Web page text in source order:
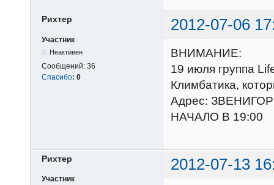
Рихтер 2012-07-06
Участник
Неактивен
Сообщений: 36
Спасибо: 0
ВНИМАНИЕ:
19 июля группа
Климбатика,
Адрес:
НАЧАЛО В 19:00
Рихтер 2012-07-13
Участник